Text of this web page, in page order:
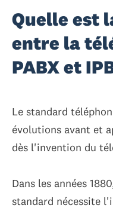
Quelle est
entre la
PABX et
Le standard
évolutions avant et
dès l'invention du
Dans les années
standard nécessite